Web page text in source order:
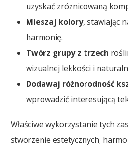
uzyskać zróżnicowaną
Mieszaj kolory, stawiając
harmonię.
Twórz grupy z trzech
wizualnej lekkości i
Dodawaj różnorodność
wprowadzić interesującą
Właściwe wykorzystanie tych
stworzenie estetycznych,